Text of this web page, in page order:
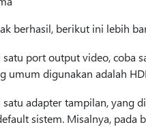
berhasil, berikut ini lebih
port output video, coba
umum digunakan adalah
adapter tampilan, yang
sistem. Misalnya, pada